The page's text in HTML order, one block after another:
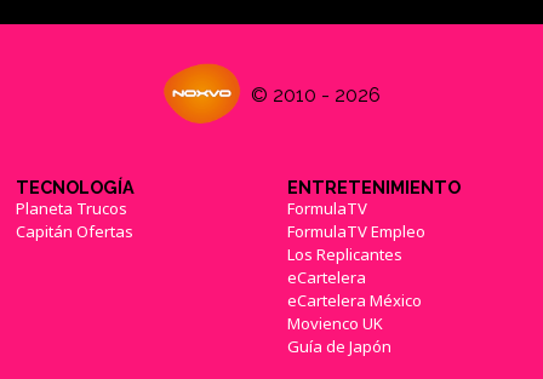
© 2010 - 2026
TECNOLOGÍA
Planeta Trucos
Capitán Ofertas
ENTRETENIMIENTO
FormulaTV
FormulaTV Empleo
Los Replicantes
eCartelera
eCartelera México
Movienco UK
Guía de Japón